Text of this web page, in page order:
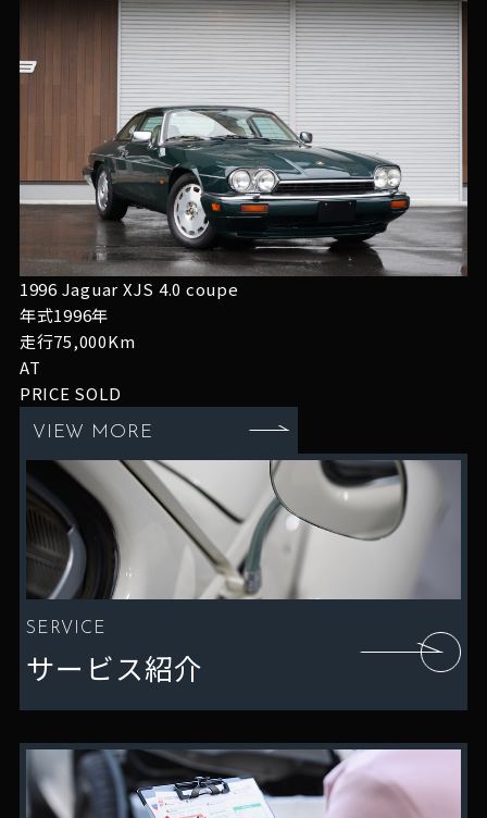
1996 Jaguar XJS 4.0 coupe
年式1996年
走行75,000Km
AT
PRICE SOLD
VIEW MORE
SERVICE
サービス紹介